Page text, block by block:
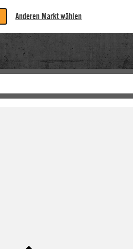
Anderen Markt wählen